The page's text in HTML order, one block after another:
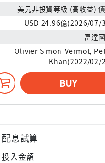
美元非投資等級 (高收益)
USD 24.96億(2026/07/
富達
Olivier Simon-Vermot,
Khan(2022/02/
BUY
配息試算
投入金額